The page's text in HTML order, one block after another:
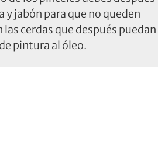
y jabón para que no queden
cerdas que después puedan
pintura al óleo.